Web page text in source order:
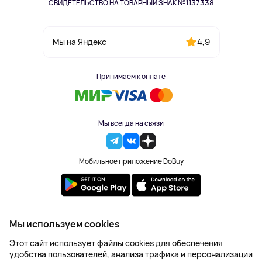
СВИДЕТЕЛЬСТВО НА ТОВАРНЫЙ ЗНАК №1137338
Мы на Яндекс 4,9
Принимаем к оплате
Мы всегда на связи
Мобильное приложение DoBuy
2023-2026 © DoBuy. Все права защищены
Правила обработки персональных данных
Пользовательское соглашение
Оферта
Мы используем cookies
Этот сайт использует файлы cookies для обеспечения
удобства пользователей, анализа трафика и персонализации